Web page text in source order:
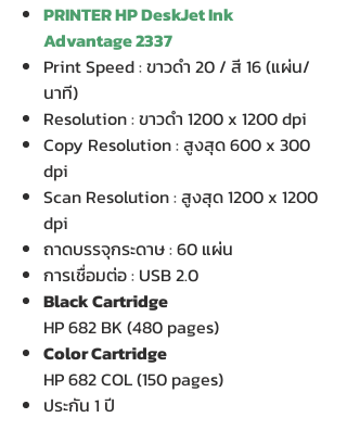
PRINTER HP DeskJet Ink
Advantage 2337
Print Speed : ขาวดำ 20 / สี 16 (แผ่น/
นาที)
Resolution : ขาวดำ 1200 x 1200 dpi
Copy Resolution : สูงสุด 600 x 300
dpi
Scan Resolution : สูงสุด 1200 x 1200
dpi
ถาดบรรจุกระดาษ : 60 แผ่น
การเชื่อมต่อ : USB 2.0
Black Cartridge
HP 682 BK (480 pages)
Color Cartridge
HP 682 COL (150 pages)
ประกัน 1 ปี